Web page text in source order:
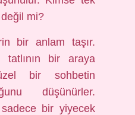
değil mi?
bir anlam taşır.
tatlının bir araya
bir sohbetin
düşünürler.
bir yiyecek